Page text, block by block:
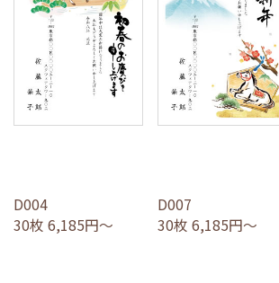
D004
30枚 6,185円～
D007
30枚 6,185円～